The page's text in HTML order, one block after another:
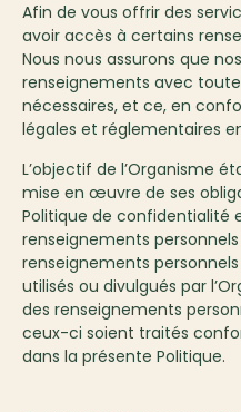
Afin de vous offrir des
avoir accès à certains
Nous nous assurons que
renseignements avec
nécessaires, et ce, en
légales et réglementaires
L’objectif de l’Organisme
mise en œuvre de ses
Politique de confidentialité
renseignements
renseignements
utilisés ou divulgués par
des renseignements
ceux-ci soient traités
dans la présente Politique.